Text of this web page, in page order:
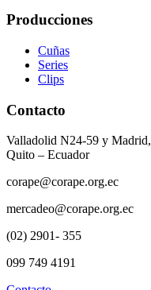
Producciones
Cuñas
Series
Clips
Contacto
Valladolid N24-59 y Madrid,
Quito – Ecuador
corape@corape.org.ec
mercadeo@corape.org.ec
(02) 2901- 355
099 749 4191